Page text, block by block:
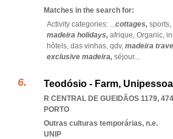
Matches in the search for:
Activity categories: ...cottages, sports,
madeira holidays, afrique, Organic,
hôtels, das vinhas, qdv, madeira
exclusive madeira, séjour...
Teodósio - Farm,
R CENTRAL DE GUEIDÃOS 1179,
PORTO
Outras culturas temporárias, n.e.
UNIP